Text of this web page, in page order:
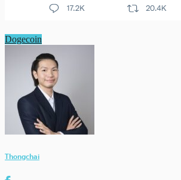
Dogecoin
Thongchai